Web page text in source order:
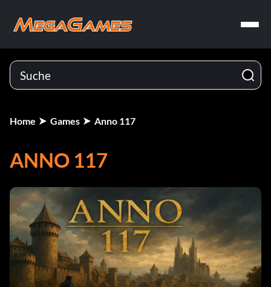
Home Games Anno 117
ANNO 117